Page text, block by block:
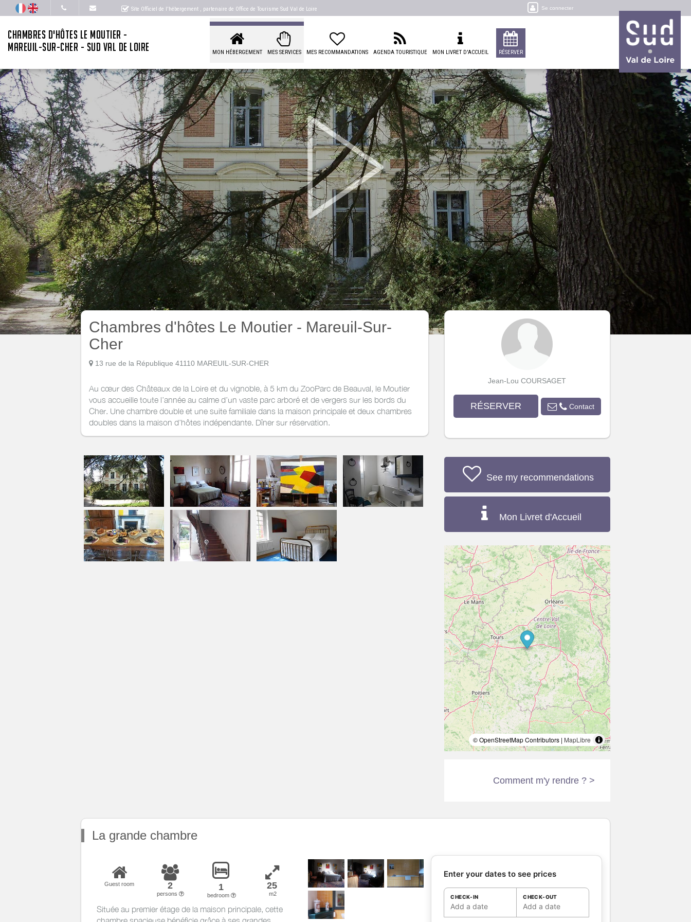
Site Officiel de l'hébergement , partenaire de Office de Tourisme Sud Val de Loire Se connecter
CHAMBRES D'HÔTES LE MOUTIER -
MAREUIL-SUR-CHER - SUD VAL DE LOIRE
MON HÉBERGEMENT MES SERVICES MES RECOMMANDATIONS AGENDA TOURISTIQUE MON LIVRET D'ACCUEIL RÉSERVER
Chambres d'hôtes Le Moutier - Mareuil-Sur-
Cher
13 rue de la République 41110 MAREUIL-SUR-CHER
Au cœur des Châteaux de la Loire et du vignoble, à 5 km du ZooParc de Beauval, le Moutier
vous accueille toute l’année au calme d’un vaste parc arboré et de vergers sur les bords du
Cher. Une chambre double et une suite familiale dans la maison principale et deux chambres
doubles dans la maison d’hôtes indépendante. Dîner sur réservation.
Jean-Lou COURSAGET
RÉSERVER Contact
See my recommendations
Mon Livret d'Accueil
© OpenStreetMap Contributors | MapLibre
Comment m'y rendre ? >
La grande chambre
Guest room 2
persons
1
bedroom
25
m2
Située au premier étage de la maison principale, cette
Enter your dates to see prices
CHECK-IN
Add a date
CHECK-OUT
Add a date